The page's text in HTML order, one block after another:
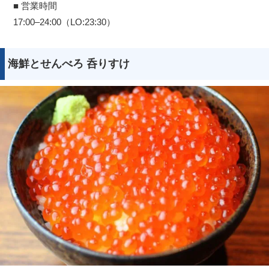
■ 営業時間
17:00–24:00（LO:23:30）
海鮮とせんべろ 呑りすけ